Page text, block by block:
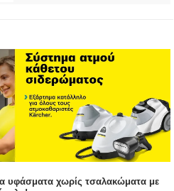
υφάσματα χωρίς τσαλακώματα με